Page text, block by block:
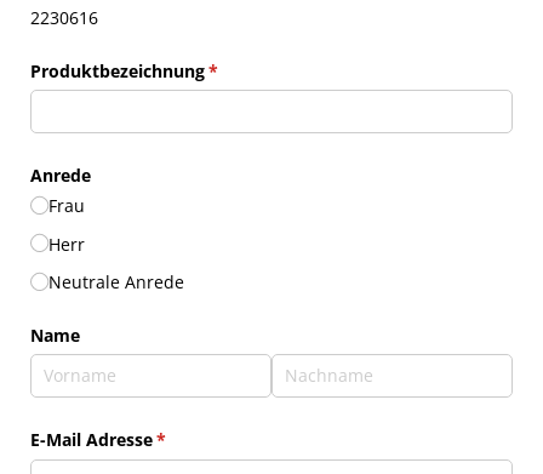
2230616
Produktbezeichnung*
(erforderlich)
Anrede
Frau
Herr
Neutrale Anrede
Name
E-Mail Adresse*
(erforderlich)